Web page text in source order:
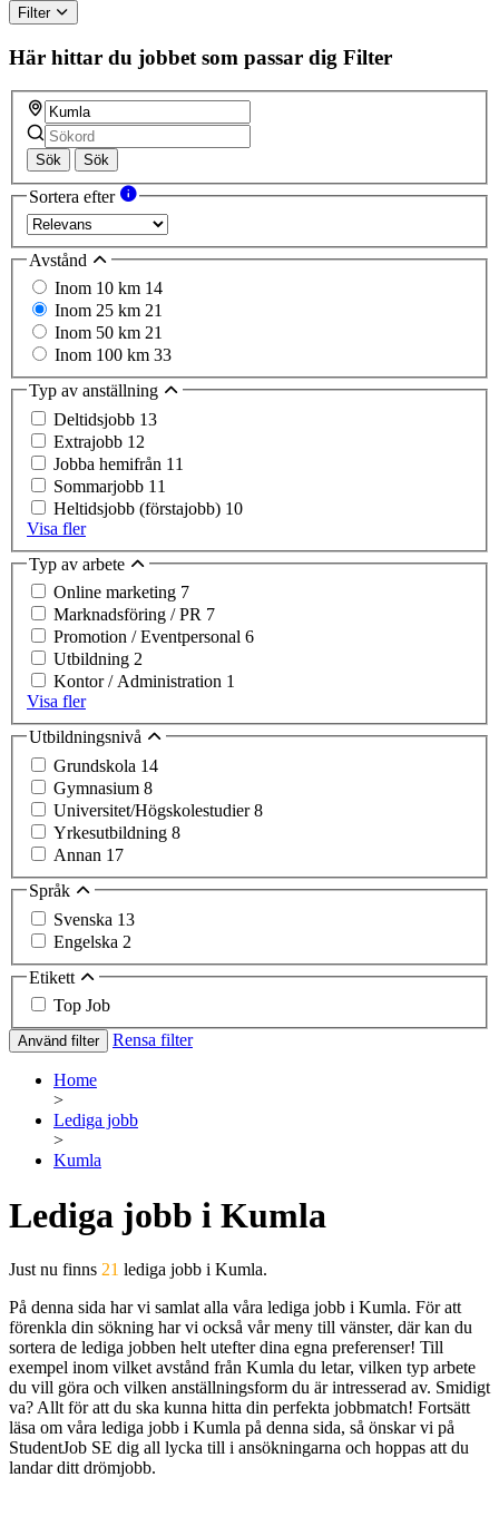
Filter
Här hittar du jobbet som passar dig Filter
Sök Sök
Sortera efter
Avstånd
Inom 10 km 14
Inom 25 km 21
Inom 50 km 21
Inom 100 km 33
Typ av anställning
Deltidsjobb 13
Extrajobb 12
Jobba hemifrån 11
Sommarjobb 11
Heltidsjobb (förstajobb) 10
Visa fler
Typ av arbete
Online marketing 7
Marknadsföring / PR 7
Promotion / Eventpersonal 6
Utbildning 2
Kontor / Administration 1
Visa fler
Utbildningsnivå
Grundskola 14
Gymnasium 8
Universitet/Högskolestudier8
Yrkesutbildning 8
Annan 17
Språk
Svenska 13
Engelska 2
Etikett
Top Job
Använd filter Rensa filter
Home
>
Lediga jobb
>
Kumla
Lediga jobb i Kumla
Just nu finns 21 lediga jobb i Kumla.
På denna sida har vi samlat alla våra lediga jobb i Kumla. För att
förenkla din sökning har vi också vår meny till vänster, där kan du
sortera de lediga jobben helt utefter dina egna preferenser! Till
exempel inom vilket avstånd från Kumla du letar, vilken typ arbete
du vill göra och vilken anställningsform du är intresserad av. Smidigt
va? Allt för att du ska kunna hitta din perfekta jobbmatch! Fortsätt
läsa om våra lediga jobb i Kumla på denna sida, så önskar vi på
StudentJob SE dig all lycka till i ansökningarna och hoppas att du
landar ditt drömjobb.